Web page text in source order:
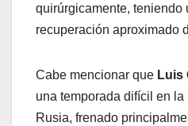
quirúrgicamente, teniendo
recuperación aproximado
Cabe mencionar que Luis
una temporada difícil en la
Rusia, frenado